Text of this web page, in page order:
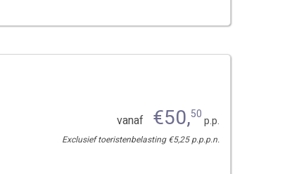
vanaf €50,50p.p.
Exclusief toeristenbelasting €5,25 p.p.p.n.